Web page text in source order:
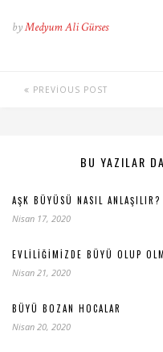
byMedyum Ali Gürses
PREVIOUS POST
BU YAZILAR
AŞK BÜYÜSÜ NASIL ANLAŞILIR?
Nisan 17, 2020
EVLILIĞIMIZDE BÜYÜ OLUP
Nisan 21, 2020
BÜYÜ BOZAN HOCALAR
Nisan 20, 2020